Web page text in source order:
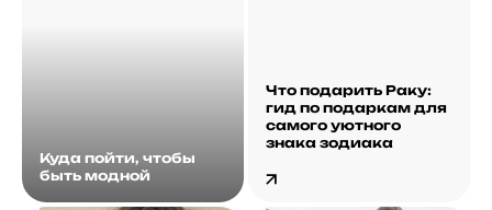
Куда пойти, чтобы
быть модной
Что подарить Раку:
гид по подаркам для
самого уютного
знака зодиака